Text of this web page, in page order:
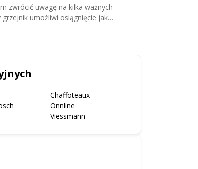
zwrócić uwagę na kilka ważnych
umożliwi osiągnięcie jak
Chaffoteaux
Onnline
Viessmann